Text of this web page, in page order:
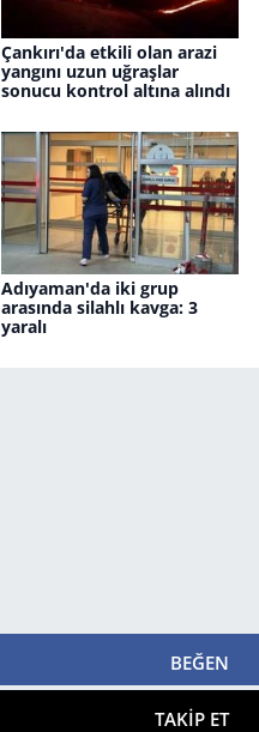
Çankırı'da etkili olan arazi
yangını uzun uğraşlar
sonucu kontrol altına alındı
Adıyaman'da iki grup
arasında silahlı kavga: 3
yaralı
BEĞEN
TAKIP ET